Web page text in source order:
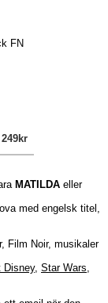
FN
249kr
MATILDA eller
med engelsk titel,
Film Noir, musikaler
Disney, Star Wars,